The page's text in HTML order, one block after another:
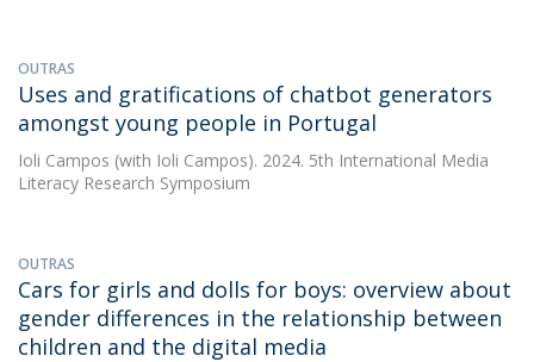
OUTRAS
Uses and gratifications of chatbot generators
amongst young people in Portugal
Ioli Campos (with Ioli Campos). 2024. 5th International Media
Literacy Research Symposium
OUTRAS
Cars for girls and dolls for boys: overview about
gender differences in the relationship between
children and the digital media